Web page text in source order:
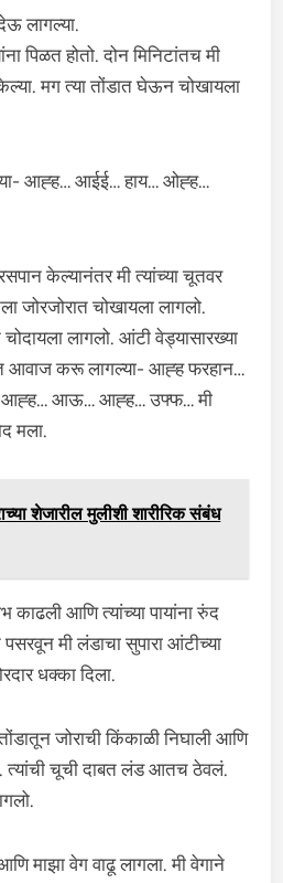
लागल्या.
पिळत होतो. दोन मिनिटांतच मी
मग त्या तोंडात घेऊन चोखायला
आह्ह… आईई… हाय… ओह्ह…
केल्यानंतर मी त्यांच्या चूतवर
जोरजोरात चोखायला लागलो.
लागलो. आंटी वेड्यासारख्या
आवाज करू लागल्या- आह्ह फरहान…
आह्ह… आऊ… आह्ह… उफ्फ… मी
मला.
शेजारील मुलीशी शारीरिक संबंध
आणि त्यांच्या पायांना रुंद
मी लंडाचा सुपारा आंटीच्या
धक्का दिला.
जोराची किंकाळी निघाली आणि
त्यांची चूची दाबत लंड आतच ठेवलं.
माझा वेग वाढू लागला. मी वेगाने